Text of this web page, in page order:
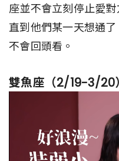
座並不會立刻停止愛
直到他們某一天想通
不會回頭看。
雙魚座（2/19-3/20）